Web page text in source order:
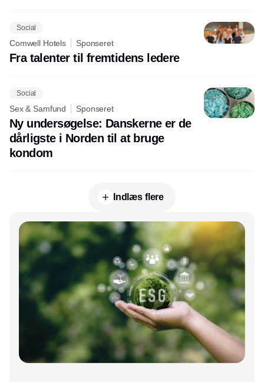
Social
Comwell Hotels Sponseret
Fra talenter til fremtidens ledere
Social
Sex & Samfund Sponseret
Ny undersøgelse: Danskerne er de
dårligste i Norden til at bruge
kondom
Indlæs flere
Annonce